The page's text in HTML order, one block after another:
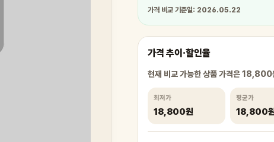
가격 비교 기준일: 2026.05.22
가격 추이·할인율
현재 비교 가능한 상품 가격은 18,800
최저가
18,800원
평균가
18,800